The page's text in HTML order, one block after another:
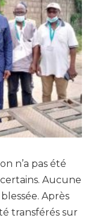
n’a pas été
Aucune
Après
transférés sur